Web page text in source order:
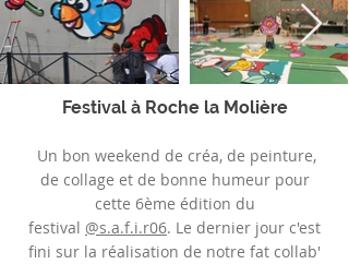
Festival à Roche la Molière
Un bon weekend de créa, de peinture,
de collage et de bonne humeur pour
cette 6ème édition du
festival @s.a.f.i.r06. Le dernier jour c'est
fini sur la réalisation de notre fat collab'